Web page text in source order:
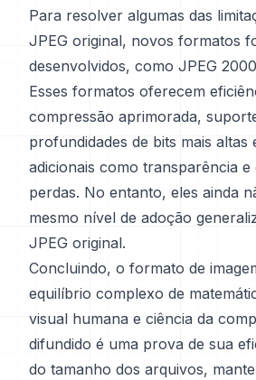
Para resolver algumas das
JPEG original, novos formatos
desenvolvidos, como JPEG
Esses formatos oferecem
compressão aprimorada,
profundidades de bits mais altas
adicionais como transparência
perdas. No entanto, eles ainda
mesmo nível de adoção
JPEG original.
Concluindo, o formato de
equilíbrio complexo de
visual humana e ciência da
difundido é uma prova de sua
do tamanho dos arquivos,